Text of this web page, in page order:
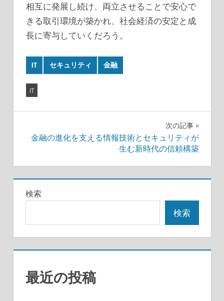
相互に発展し続け、両立させることで安心で
きる取引環境が築かれ、社会経済の安定と成
長に寄与していくだろう。
IT セキュリティ 金融
IT
ナ
ビ
ゲ
ー
シ
ン
次の記事
金融の進化を支える情報技術とセキュリティが
生む新時代の信頼構築
検索
検索
最近の投稿